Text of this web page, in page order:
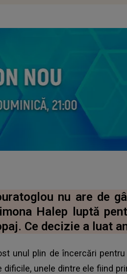
nu are de
Halep luptă
Ce decizie a luat
unul plin de încercări
unele dintre ele fiind